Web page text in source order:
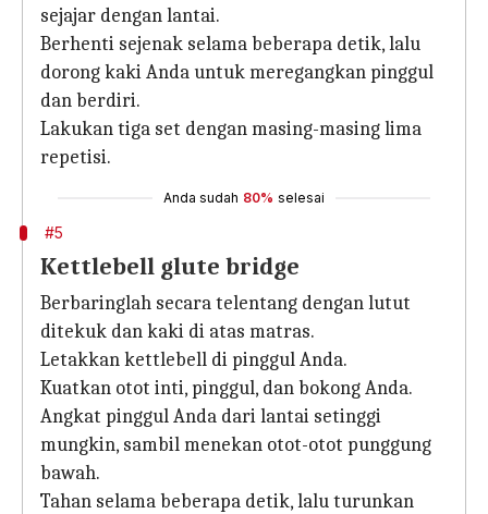
sejajar dengan lantai.
Berhenti sejenak selama beberapa detik, lalu
dorong kaki Anda untuk meregangkan pinggul
dan berdiri.
Lakukan tiga set dengan masing-masing lima
repetisi.
Anda sudah 80% selesai
#5
Kettlebell glute bridge
Berbaringlah secara telentang dengan lutut
ditekuk dan kaki di atas matras.
Letakkan kettlebell di pinggul Anda.
Kuatkan otot inti, pinggul, dan bokong Anda.
Angkat pinggul Anda dari lantai setinggi
mungkin, sambil menekan otot-otot punggung
bawah.
Tahan selama beberapa detik, lalu turunkan